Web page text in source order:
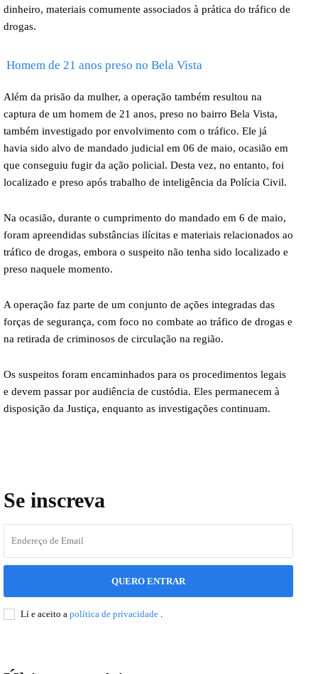
dinheiro, materiais comumente associados à prática do tráfico de
drogas.
Homem de 21 anos preso no Bela Vista
Além da prisão da mulher, a operação também resultou na
captura de um homem de 21 anos, preso no bairro Bela Vista,
também investigado por envolvimento com o tráfico. Ele já
havia sido alvo de mandado judicial em 06 de maio, ocasião em
que conseguiu fugir da ação policial. Desta vez, no entanto, foi
localizado e preso após trabalho de inteligência da Polícia Civil.
Na ocasião, durante o cumprimento do mandado em 6 de maio,
foram apreendidas substâncias ilícitas e materiais relacionados ao
tráfico de drogas, embora o suspeito não tenha sido localizado e
preso naquele momento.
A operação faz parte de um conjunto de ações integradas das
forças de segurança, com foco no combate ao tráfico de drogas e
na retirada de criminosos de circulação na região.
Os suspeitos foram encaminhados para os procedimentos legais
e devem passar por audiência de custódia. Eles permanecem à
disposição da Justiça, enquanto as investigações continuam.
Se inscreva
QUERO ENTRAR
Lí e aceito a política de privacidade